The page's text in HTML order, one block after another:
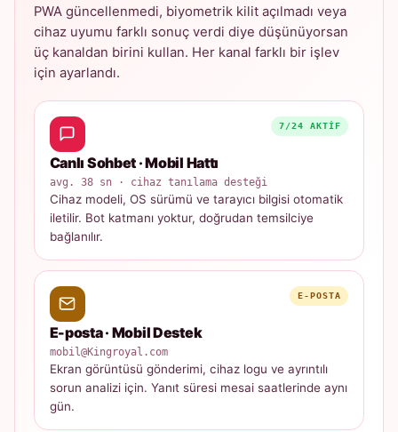
PWA güncellenmedi, biyometrik kilit açılmadı veya
cihaz uyumu farklı sonuç verdi diye düşünüyorsan
üç kanaldan birini kullan. Her kanal farklı bir işlev
için ayarlandı.
7/24 AKTIF
Canlı Sohbet · Mobil Hattı
avg. 38 sn · cihaz tanılama desteği
Cihaz modeli, OS sürümü ve tarayıcı bilgisi otomatik
iletilir. Bot katmanı yoktur, doğrudan temsilciye
bağlanılır.
E-POSTA
E-posta · Mobil Destek
mobil@Kingroyal.com
Ekran görüntüsü gönderimi, cihaz logu ve ayrıntılı
sorun analizi için. Yanıt süresi mesai saatlerinde aynı
gün.